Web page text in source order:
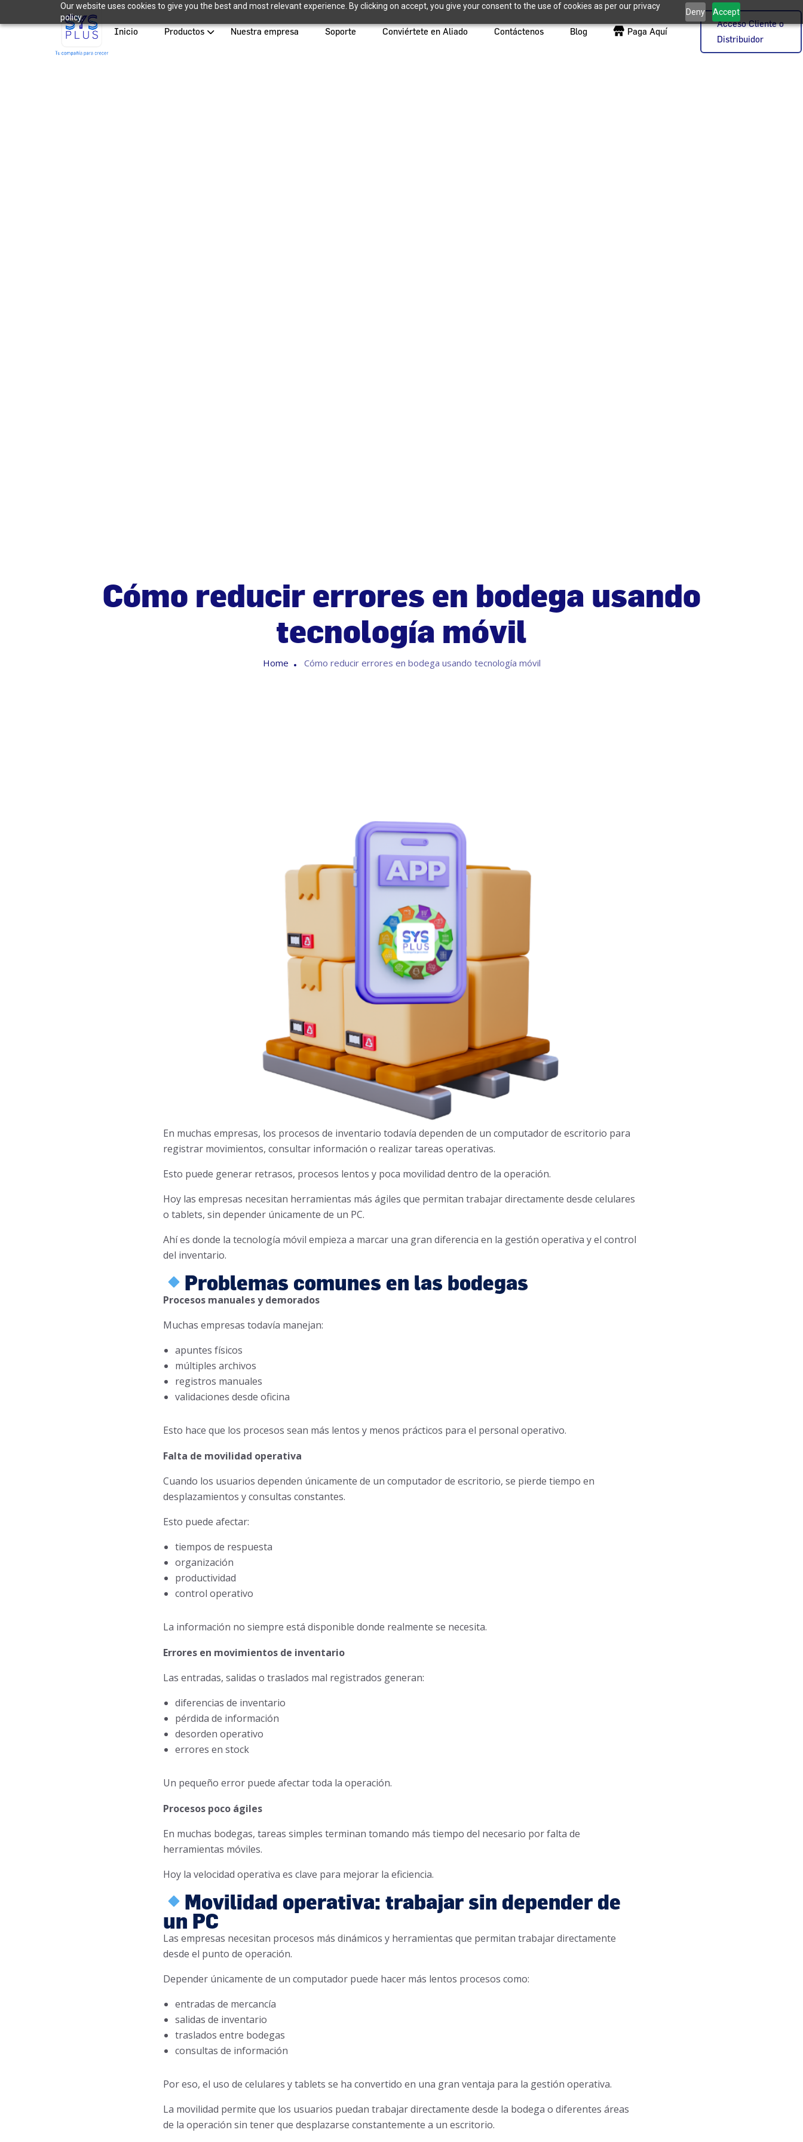
Our website uses cookies to give you the best and most relevant experience. By clicking on accept, you give your consent to the use of cookies as per our privacy
policy.
Deny Accept
Inicio Productos Nuestra empresa Soporte Conviértete en Aliado Contáctenos Blog Paga Aquí
Acceso Cliente o
Distribuidor
Cómo reducir errores en bodega usando
tecnología móvil
Home Cómo reducir errores en bodega usando tecnología móvil
En muchas empresas, los procesos de inventario todavía dependen de un computador de escritorio para
registrar movimientos, consultar información o realizar tareas operativas.
Esto puede generar retrasos, procesos lentos y poca movilidad dentro de la operación.
Hoy las empresas necesitan herramientas más ágiles que permitan trabajar directamente desde celulares
o tablets, sin depender únicamente de un PC.
Ahí es donde la tecnología móvil empieza a marcar una gran diferencia en la gestión operativa y el control
del inventario.
Problemas comunes en las bodegas
Procesos manuales y demorados
Muchas empresas todavía manejan:
apuntes físicos
múltiples archivos
registros manuales
validaciones desde oficina
Esto hace que los procesos sean más lentos y menos prácticos para el personal operativo.
Falta de movilidad operativa
Cuando los usuarios dependen únicamente de un computador de escritorio, se pierde tiempo en
desplazamientos y consultas constantes.
Esto puede afectar:
tiempos de respuesta
organización
productividad
control operativo
La información no siempre está disponible donde realmente se necesita.
Errores en movimientos de inventario
Las entradas, salidas o traslados mal registrados generan:
diferencias de inventario
pérdida de información
desorden operativo
errores en stock
Un pequeño error puede afectar toda la operación.
Procesos poco ágiles
En muchas bodegas, tareas simples terminan tomando más tiempo del necesario por falta de
herramientas móviles.
Hoy la velocidad operativa es clave para mejorar la eficiencia.
Movilidad operativa: trabajar sin depender de
un PC
Las empresas necesitan procesos más dinámicos y herramientas que permitan trabajar directamente
desde el punto de operación.
Depender únicamente de un computador puede hacer más lentos procesos como:
entradas de mercancía
salidas de inventario
traslados entre bodegas
consultas de información
Por eso, el uso de celulares y tablets se ha convertido en una gran ventaja para la gestión operativa.
La movilidad permite que los usuarios puedan trabajar directamente desde la bodega o diferentes áreas
de la operación sin tener que desplazarse constantemente a un escritorio.